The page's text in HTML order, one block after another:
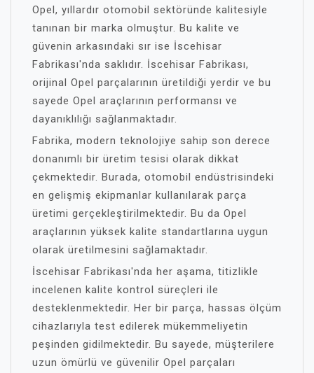
Opel, yıllardır otomobil sektöründe kalitesiyle
tanınan bir marka olmuştur. Bu kalite ve
güvenin arkasındaki sır ise İscehisar
Fabrikası'nda saklıdır. İscehisar Fabrikası,
orijinal Opel parçalarının üretildiği yerdir ve bu
sayede Opel araçlarının performansı ve
dayanıklılığı sağlanmaktadır.
Fabrika, modern teknolojiye sahip son derece
donanımlı bir üretim tesisi olarak dikkat
çekmektedir. Burada, otomobil endüstrisindeki
en gelişmiş ekipmanlar kullanılarak parça
üretimi gerçekleştirilmektedir. Bu da Opel
araçlarının yüksek kalite standartlarına uygun
olarak üretilmesini sağlamaktadır.
İscehisar Fabrikası'nda her aşama, titizlikle
incelenen kalite kontrol süreçleri ile
desteklenmektedir. Her bir parça, hassas ölçüm
cihazlarıyla test edilerek mükemmeliyetin
peşinden gidilmektedir. Bu sayede, müşterilere
uzun ömürlü ve güvenilir Opel parçaları